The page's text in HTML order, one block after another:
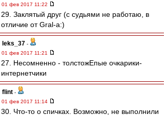
01 фев 2017 11:22
29. Заклятый друг (с судьями не работаю, в
отличие от Gral-a:)
leks_37 -
01 фев 2017 11:21
27. Несомненно - толстожЕпые очкарики-
интернетчики
flint -
01 фев 2017 11:14
30. Что-то о спичках. Возможно, не выполнили